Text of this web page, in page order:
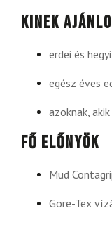
Kinek
erdei és
egész éves
azoknak,
Fő előnyök
Mud
Gore-Tex